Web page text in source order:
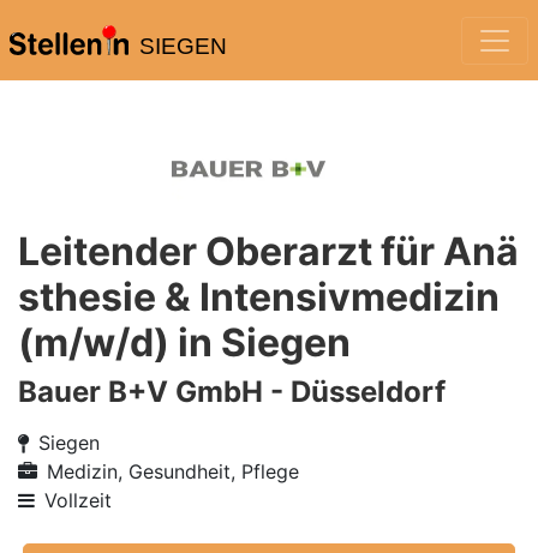
SIEGEN
Leitender Oberarzt für Anä
sthesie & Intensivmedizin
(m/w/d) in Siegen
Bauer B+V GmbH - Düsseldorf
Siegen
Medizin, Gesundheit, Pflege
Vollzeit